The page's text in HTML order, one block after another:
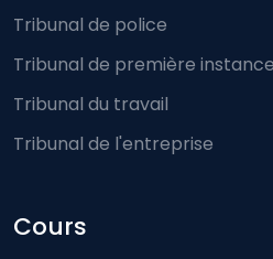
Tribunal de police
Tribunal de première instance
Tribunal du travail
Tribunal de l'entreprise
Cours